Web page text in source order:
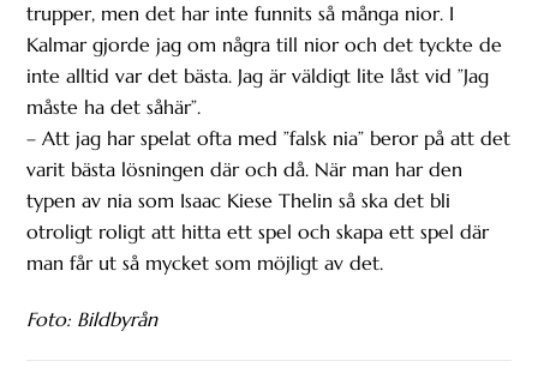
trupper, men det har inte funnits så många nior. I
Kalmar gjorde jag om några till nior och det tyckte de
inte alltid var det bästa. Jag är väldigt lite låst vid ”Jag
måste ha det såhär”.
– Att jag har spelat ofta med ”falsk nia” beror på att det
varit bästa lösningen där och då. När man har den
typen av nia som Isaac Kiese Thelin så ska det bli
otroligt roligt att hitta ett spel och skapa ett spel där
man får ut så mycket som möjligt av det.
Foto: Bildbyrån